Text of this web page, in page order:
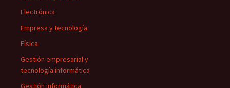
Electrónica
Empresa y tecnología
Física
Gestión empresarial y
tecnología informática
Gestión informática